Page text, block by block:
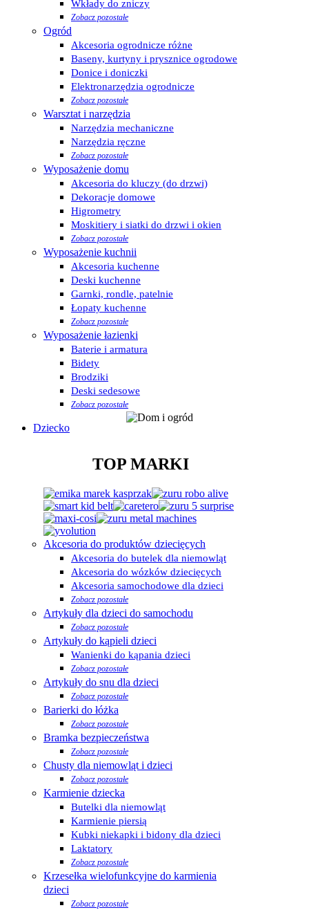
Wkłady do zniczy
Zobacz pozostałe
Ogród
Akcesoria ogrodnicze różne
Baseny, kurtyny i prysznice ogrodowe
Donice i doniczki
Elektronarzędzia ogrodnicze
Zobacz pozostałe
Warsztat i narzędzia
Narzędzia mechaniczne
Narzędzia ręczne
Zobacz pozostałe
Wyposażenie domu
Akcesoria do kluczy (do drzwi)
Dekoracje domowe
Higrometry
Moskitiery i siatki do drzwi i okien
Zobacz pozostałe
Wyposażenie kuchnii
Akcesoria kuchenne
Deski kuchenne
Garnki, rondle, patelnie
Łopaty kuchenne
Zobacz pozostałe
Wyposażenie łazienki
Baterie i armatura
Bidety
Brodziki
Deski sedesowe
Zobacz pozostałe
Dziecko
TOP MARKI
Akcesoria do produktów dziecięcych
Akcesoria do butelek dla niemowląt
Akcesoria do wózków dziecięcych
Akcesoria samochodowe dla dzieci
Zobacz pozostałe
Artykuły dla dzieci do samochodu
Zobacz pozostałe
Artykuły do kąpieli dzieci
Wanienki do kąpania dzieci
Zobacz pozostałe
Artykuły do snu dla dzieci
Zobacz pozostałe
Barierki do łóżka
Zobacz pozostałe
Bramka bezpieczeństwa
Zobacz pozostałe
Chusty dla niemowląt i dzieci
Zobacz pozostałe
Karmienie dziecka
Butelki dla niemowląt
Karmienie piersią
Kubki niekapki i bidony dla dzieci
Laktatory
Zobacz pozostałe
Krzesełka wielofunkcyjne do karmienia
dzieci
Zobacz pozostałe